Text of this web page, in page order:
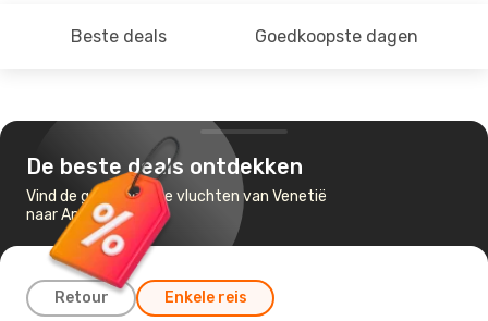
Beste deals Goedkoopste dagen
De beste deals ontdekken
Vind de goedkoopste vluchten van Venetië
naar Amsterdam
Retour Enkele reis